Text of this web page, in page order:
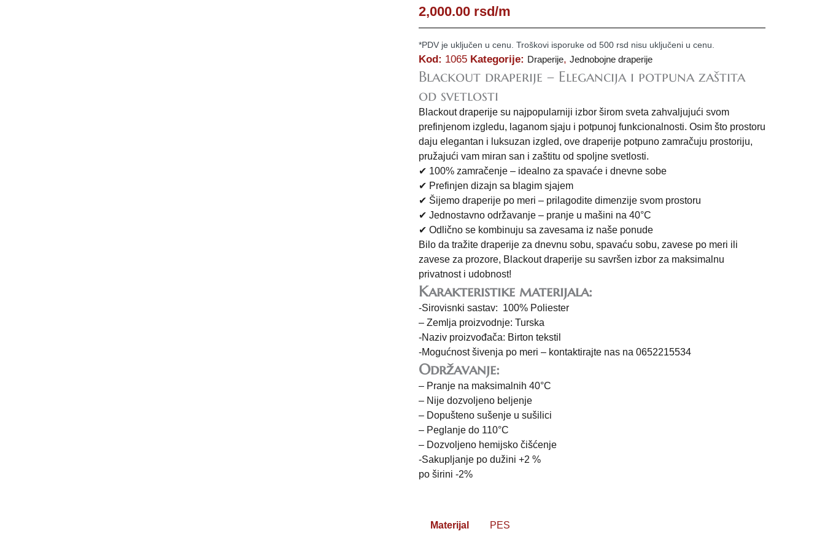
2,000.00 rsd/m
*PDV je uključen u cenu. Troškovi isporuke od 500 rsd nisu uključeni u cenu.
Kod: 1065 Kategorije: Draperije, Jednobojne draperije
Blackout draperije – Elegancija i potpuna zaštita
od svetlosti
Blackout draperije su najpopularniji izbor širom sveta zahvaljujući svom
prefinjenom izgledu, laganom sjaju i potpunoj funkcionalnosti. Osim što prostoru
daju elegantan i luksuzan izgled, ove draperije potpuno zamračuju prostoriju,
pružajući vam miran san i zaštitu od spoljne svetlosti.
✔ 100% zamračenje – idealno za spavaće i dnevne sobe
✔ Prefinjen dizajn sa blagim sjajem
✔ Šijemo draperije po meri – prilagodite dimenzije svom prostoru
✔ Jednostavno održavanje – pranje u mašini na 40°C
✔ Odlično se kombinuju sa zavesama iz naše ponude
Bilo da tražite draperije za dnevnu sobu, spavaću sobu, zavese po meri ili
zavese za prozore, Blackout draperije su savršen izbor za maksimalnu
privatnost i udobnost!
Karakteristike materijala:
-Sirovisnki sastav: 100% Poliester
– Zemlja proizvodnje: Turska
-Naziv proizvođača: Birton tekstil
-Mogućnost šivenja po meri – kontaktirajte nas na 0652215534
Održavanje:
– Pranje na maksimalnih 40°C
– Nije dozvoljeno beljenje
– Dopušteno sušenje u sušilici
– Peglanje do 110°C
– Dozvoljeno hemijsko čišćenje
-Sakupljanje po dužini +2 %
po širini -2%
Materijal PES